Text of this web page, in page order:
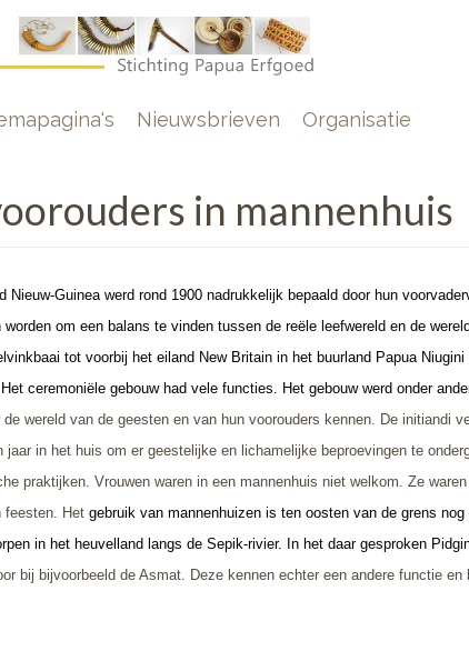
Nieuwsbrieven Organisatie
in mannenhuis
Nieuw-Guinea werd rond 1900 nadrukkelijk bepaald door hun
om een balans te vinden tussen de reële leefwereld en de
tot voorbij het eiland New Britain in het buurland Papua
Het ceremoniële gebouw had vele functies. Het gebouw werd onder
wereld van de geesten en van hun voorouders kennen. De initiandi
jaar in het huis om er geestelijke en lichamelijke beproevingen te
praktijken. Vrouwen waren in een mannenhuis niet welkom. Ze
feesten. Het gebruik van mannenhuizen is ten oosten van de grens
in het heuvelland langs de Sepik-rivier. In het daar gesproken
bij bijvoorbeeld de Asmat. Deze kennen echter een andere functie